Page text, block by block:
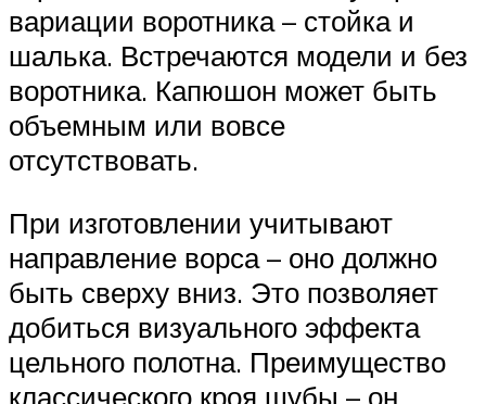
вариации воротника – стойка и
шалька. Встречаются модели и без
воротника. Капюшон может быть
объемным или вовсе
отсутствовать.
При изготовлении учитывают
направление ворса – оно должно
быть сверху вниз. Это позволяет
добиться визуального эффекта
цельного полотна. Преимущество
классического кроя шубы – он